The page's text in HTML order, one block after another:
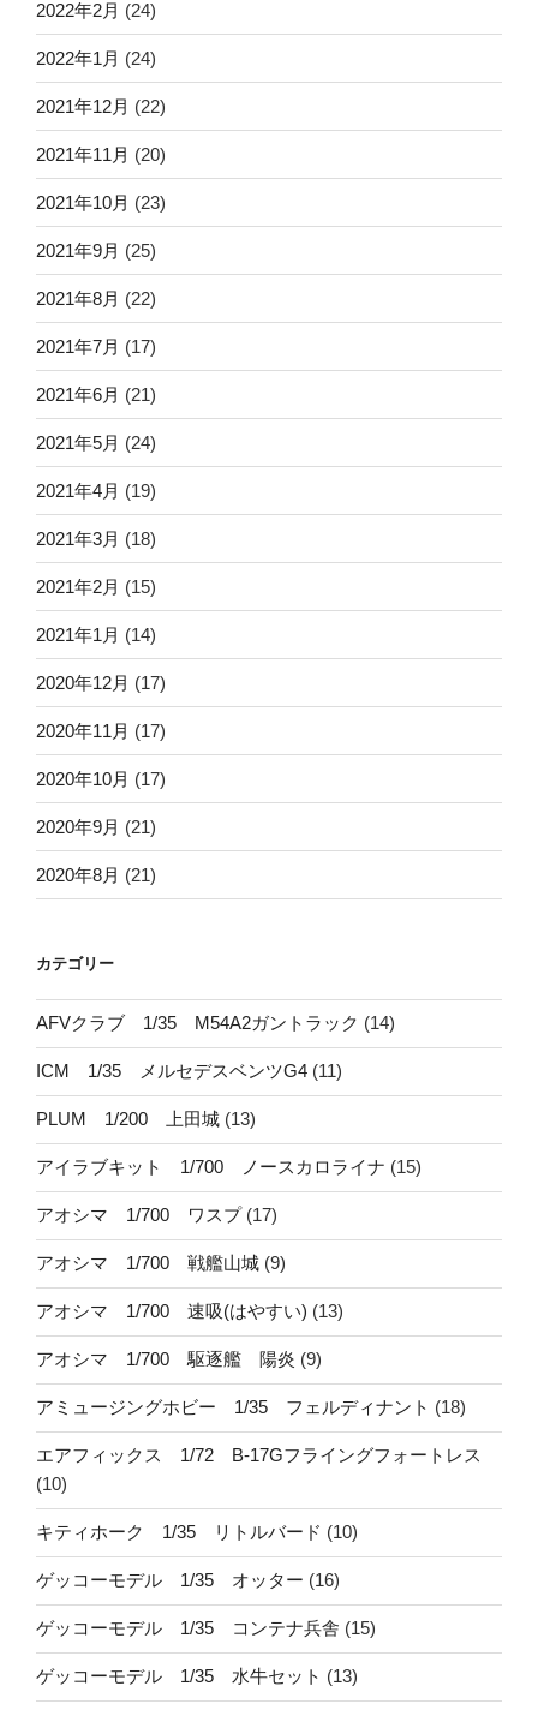
2022年2月 (24)
2022年1月 (24)
2021年12月 (22)
2021年11月 (20)
2021年10月 (23)
2021年9月 (25)
2021年8月 (22)
2021年7月 (17)
2021年6月 (21)
2021年5月 (24)
2021年4月 (19)
2021年3月 (18)
2021年2月 (15)
2021年1月 (14)
2020年12月 (17)
2020年11月 (17)
2020年10月 (17)
2020年9月 (21)
2020年8月 (21)
カテゴリー
AFVクラブ 1/35 M54A2ガントラック (14)
ICM 1/35 メルセデスベンツG4 (11)
PLUM 1/200 上田城 (13)
アイラブキット 1/700 ノースカロライナ (15)
アオシマ 1/700 ワスプ(17)
アオシマ 1/700 戦艦山城 (9)
アオシマ 1/700 速吸(はやすい) (13)
アオシマ 1/700 駆逐艦 陽炎 (9)
アミュージングホビー 1/35 フェルディナント (18)
エアフィックス 1/72 B-17Gフライングフォートレス
(10)
キティホーク 1/35 リトルバード (10)
ゲッコーモデル 1/35 オッター (16)
ゲッコーモデル 1/35 コンテナ兵舎 (15)
ゲッコーモデル 1/35 水牛セット (13)